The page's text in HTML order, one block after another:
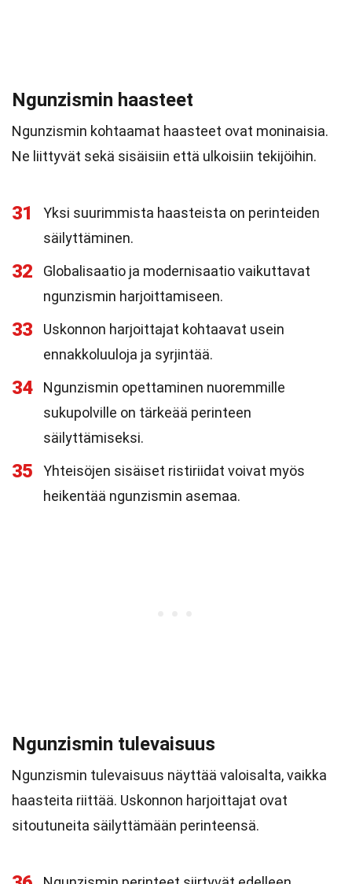
Ngunzismin haasteet
Ngunzismin kohtaamat haasteet ovat moninaisia.
Ne liittyvät sekä sisäisiin että ulkoisiin tekijöihin.
31
Yksi suurimmista haasteista on perinteiden
säilyttäminen.
32
Globalisaatio ja modernisaatio vaikuttavat
ngunzismin harjoittamiseen.
33
Uskonnon harjoittajat kohtaavat usein
ennakkoluuloja ja syrjintää.
34
Ngunzismin opettaminen nuoremmille
sukupolville on tärkeää perinteen
säilyttämiseksi.
35
Yhteisöjen sisäiset ristiriidat voivat myös
heikentää ngunzismin asemaa.
Ngunzismin tulevaisuus
Ngunzismin tulevaisuus näyttää valoisalta, vaikka
haasteita riittää. Uskonnon harjoittajat ovat
sitoutuneita säilyttämään perinteensä.